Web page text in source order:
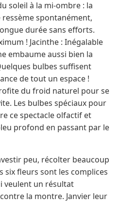
soleil à la mi-ombre : la
ressème spontanément,
durée sans efforts.
! Jacinthe : Inégalable
embaume aussi bien la
bulbes suffisent
de tout un espace !
du froid naturel pour se
Les bulbes spéciaux pour
ce spectacle olfactif et
profond en passant par le
peu, récolter beaucoup
six fleurs sont les complices
veulent un résultat
la montre. Janvier leur